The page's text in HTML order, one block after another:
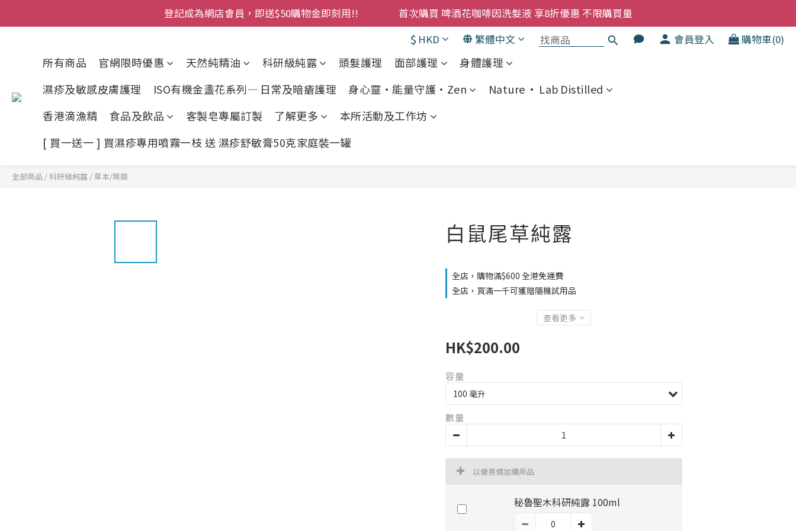
登記成為網店會員，即送$50購物金即刻用!!                 首次購買 啤酒花咖啡因洗髮液 享8折優惠 不限購買量
網店會員一年內累積消費 $4500 即刻變身 VIP 全年正價貨 85 折，幫朋友買大家一齊抵 !!
今期優惠!! 濕疹救星 濕疹專用噴霧 買一枝送一件 50克裝 濕疹舒敏膏   幼兒適用
登記成為網店會員，即送$50購物金即刻用!!                 首次購買 啤酒花咖啡因洗髮液 享8折優惠 不限購買量
$ HKD 繁體中文 會員登入 購物車(0)
所有商品 官網限時優惠 天然純精油 科研級純露 頭髮護理 面部護理
身體護理
濕疹及敏感皮膚護理
ISO有機金盞花系列— 日常及暗瘡護理 身心靈・能量守護・Zen
Nature • Lab Distilled
香港滴漁精
食品及飲品 客製皂專屬訂製 了解更多
本所活動及工作坊
[ 買一送一 ] 買濕疹專用噴霧一枝 送 濕疹舒敏膏50克家庭裝一罐
全部商品 / 科研級純露 / 草本/葉類
白鼠尾草純露
全店，購物滿$600 全港免運費
全店，買滿一千可獲贈隨機試用品
查看更多
HK$200.00
容量
數量
以優惠價加購商品
秘魯聖木科研純露 100ml